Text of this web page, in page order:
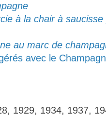
à la chair à saucisse
au marc de
avec le
1929, 1934, 1937,